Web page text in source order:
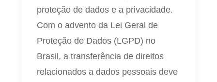
proteção de dados e a privacidade.
Com o advento da Lei Geral de
Proteção de Dados (LGPD) no
Brasil, a transferência de direitos
relacionados a dados pessoais deve